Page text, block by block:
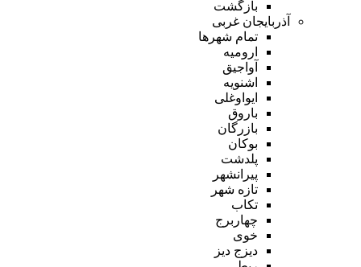
بازگشت
آذربایجان غربی
تمام شهر‌ها
ارومیه
آواجیق
اشنویه
ایواوغلی
باروق
بازرگان
بوکان
پلدشت
پیرانشهر
تازه شهر
تکاب
چهاربرج
خوی
دیزج دیز